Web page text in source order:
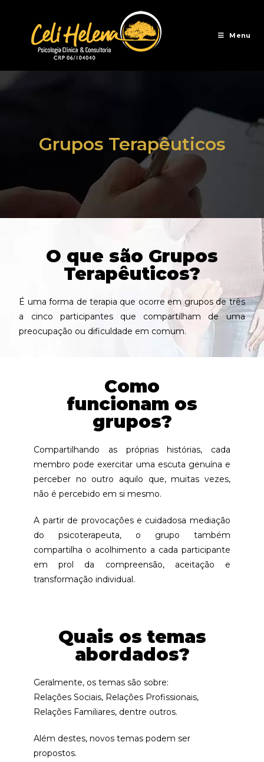
Menu
Grupos Terapêuticos
O que são Grupos
Terapêuticos?
É uma forma de terapia que ocorre em grupos de três
a cinco participantes que compartilham de uma
preocupação ou dificuldade em comum.
Como
funcionam os
grupos?
Compartilhando as próprias histórias, cada
membro pode exercitar uma escuta genuína e
perceber no outro aquilo que, muitas vezes,
não é percebido em si mesmo.
A partir de provocações e cuidadosa mediação
do psicoterapeuta, o grupo também
compartilha o acolhimento a cada participante
em prol da compreensão, aceitação e
transformação individual.
Quais os temas
abordados?
Geralmente, os temas são sobre:
Relações Sociais, Relações Profissionais,
Relações Familiares, dentre outros.
Além destes, novos temas podem ser
propostos.